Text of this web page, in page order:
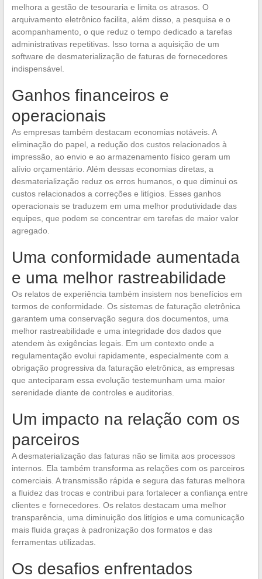
melhora a gestão de tesouraria e limita os atrasos. O
arquivamento eletrônico facilita, além disso, a pesquisa e o
acompanhamento, o que reduz o tempo dedicado a tarefas
administrativas repetitivas. Isso torna a aquisição de um
software de desmaterialização de faturas de fornecedores
indispensável.
Ganhos financeiros e
operacionais
As empresas também destacam economias notáveis. A
eliminação do papel, a redução dos custos relacionados à
impressão, ao envio e ao armazenamento físico geram um
alívio orçamentário. Além dessas economias diretas, a
desmaterialização reduz os erros humanos, o que diminui os
custos relacionados a correções e litígios. Esses ganhos
operacionais se traduzem em uma melhor produtividade das
equipes, que podem se concentrar em tarefas de maior valor
agregado.
Uma conformidade aumentada
e uma melhor rastreabilidade
Os relatos de experiência também insistem nos benefícios em
termos de conformidade. Os sistemas de faturação eletrônica
garantem uma conservação segura dos documentos, uma
melhor rastreabilidade e uma integridade dos dados que
atendem às exigências legais. Em um contexto onde a
regulamentação evolui rapidamente, especialmente com a
obrigação progressiva da faturação eletrônica, as empresas
que anteciparam essa evolução testemunham uma maior
serenidade diante de controles e auditorias.
Um impacto na relação com os
parceiros
A desmaterialização das faturas não se limita aos processos
internos. Ela também transforma as relações com os parceiros
comerciais. A transmissão rápida e segura das faturas melhora
a fluidez das trocas e contribui para fortalecer a confiança entre
clientes e fornecedores. Os relatos destacam uma melhor
transparência, uma diminuição dos litígios e uma comunicação
mais fluida graças à padronização dos formatos e das
ferramentas utilizadas.
Os desafios enfrentados